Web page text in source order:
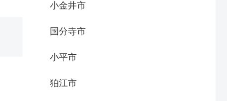
小金井市
国分寺市
小平市
狛江市